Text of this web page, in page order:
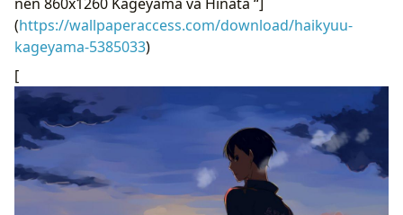
(https://wallpaperaccess.com/download/haikyuu-
kageyama-5385033)
[